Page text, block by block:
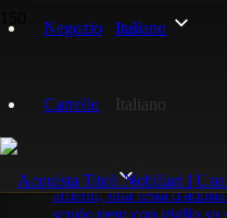
Negozio
Carrello
Italiano
Italiano
Visualizzazione del risultato